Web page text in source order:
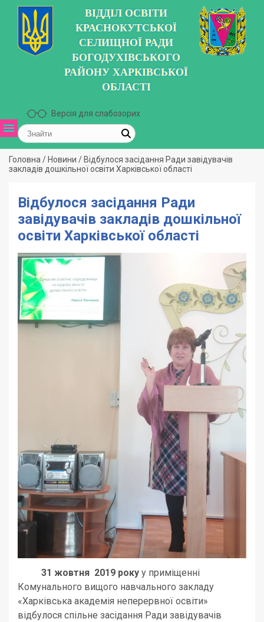
ВІДДІЛ ОСВІТИ
КРАСНОКУТСЬКОЇ
СЕЛИЩНОЇ РАДИ
БОГОДУХІВСЬКОГО
РАЙОНУ ХАРКІВСЬКОЇ
ОБЛАСТІ
Версія для слабозорих
Головна / Новини / Відбулося засідання Ради завідувачів
закладів дошкільної освіти Харківської області
Відбулося засідання Ради
завідувачів закладів дошкільної
освіти Харківської області
31 жовтня 2019 року у приміщенні
Комунального вищого навчального закладу
«Харківська академія неперервної освіти»
відбулося спільне засідання Ради завідувачів